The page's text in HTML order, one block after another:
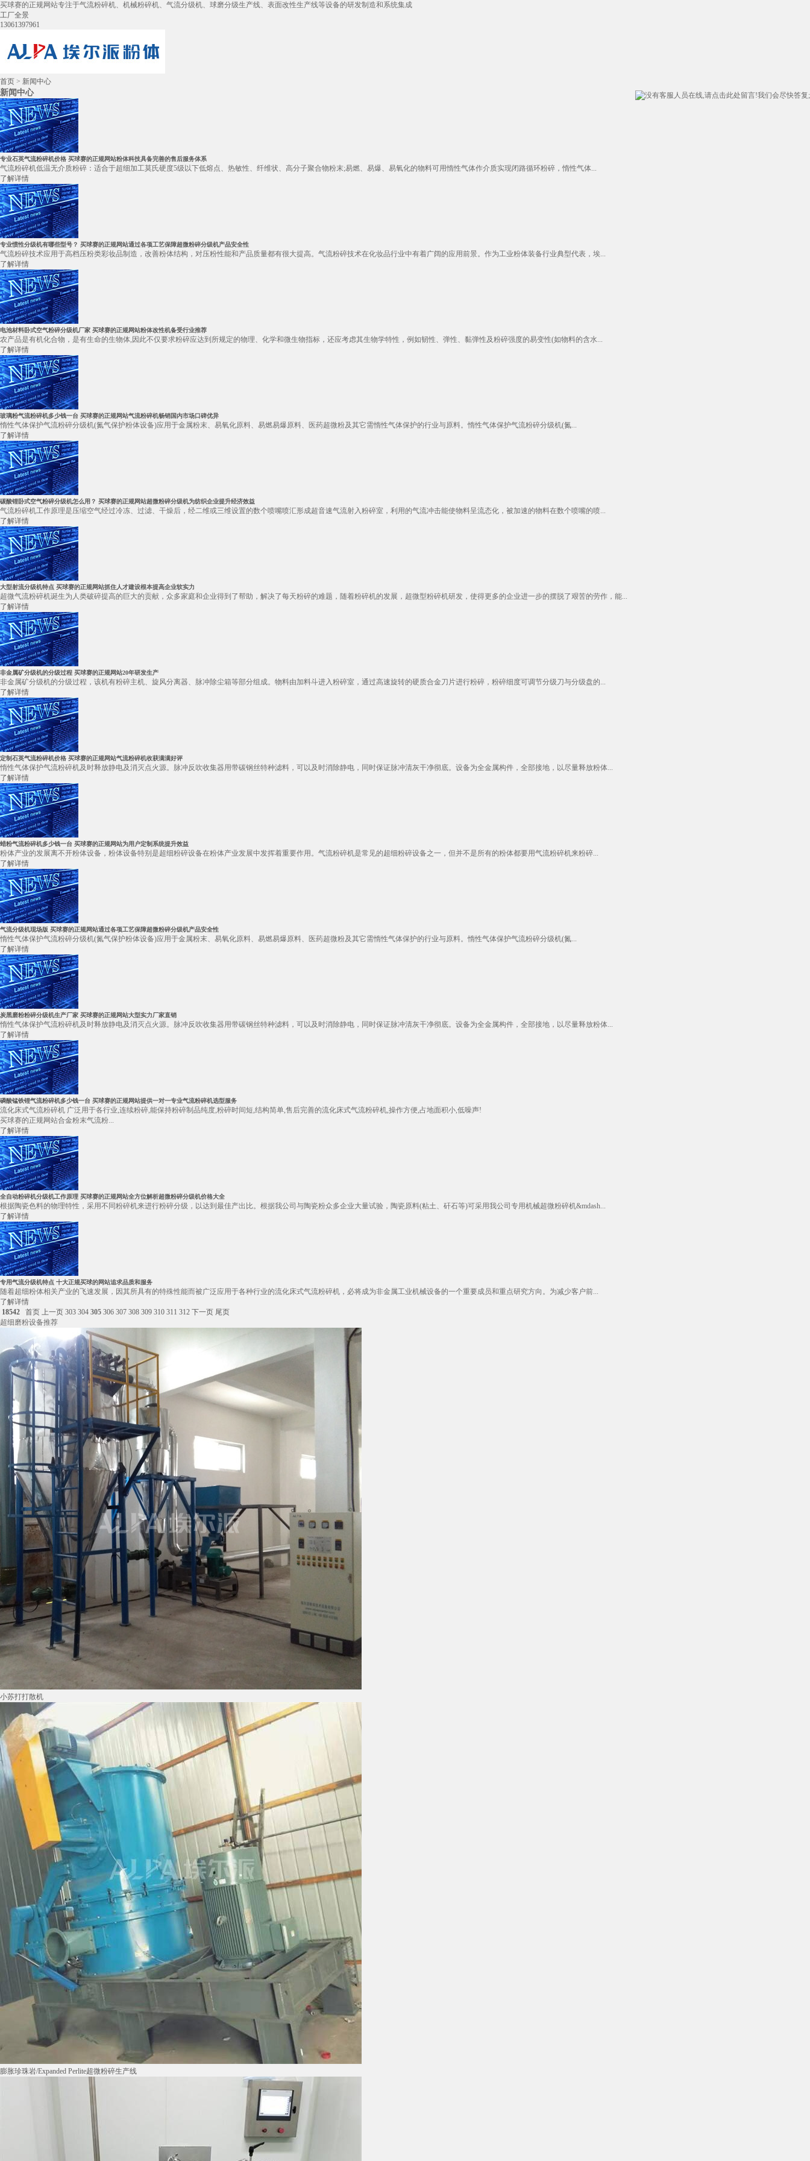
买球赛的正规网站专注于气流粉碎机、机械粉碎机、气流分级机、球磨分级生产线、表面改性生产线等设备的研发制造和系统集成
工厂全景
13061397961
首页 > 新闻中心
新闻中心
专业石英气流粉碎机价格 买球赛的正规网站粉体科技具备完善的售后服务体系
气流粉碎机低温无介质粉碎：适合于超细加工莫氏硬度5级以下低熔点、热敏性、纤维状、高分子聚合物粉末;易燃、易爆、易氧化的物料可用惰性气体作介质实现闭路循环粉碎，惰性气体...
了解详情
专业惯性分级机有哪些型号？ 买球赛的正规网站通过各项工艺保障超微粉碎分级机产品安全性
气流粉碎技术应用于高档压粉类彩妆品制造，改善粉体结构，对压粉性能和产品质量都有很大提高。气流粉碎技术在化妆品行业中有着广阔的应用前景。作为工业粉体装备行业典型代表，埃...
了解详情
电池材料卧式空气粉碎分级机厂家 买球赛的正规网站粉体改性机备受行业推荐
农产品是有机化合物，是有生命的生物体,因此不仅要求粉碎应达到所规定的物理、化学和微生物指标，还应考虑其生物学特性，例如韧性、弹性、黏弹性及粉碎强度的易变性(如物料的含水...
了解详情
玻璃粉气流粉碎机多少钱一台 买球赛的正规网站气流粉碎机畅销国内市场口碑优异
惰性气体保护气流粉碎分级机(氮气保护粉体设备)应用于金属粉末、易氧化原料、易燃易爆原料、医药超微粉及其它需惰性气体保护的行业与原料。惰性气体保护气流粉碎分级机(氮...
了解详情
碳酸锂卧式空气粉碎分级机怎么用？ 买球赛的正规网站超微粉碎分级机为纺织企业提升经济效益
气流粉碎机工作原理是压缩空气经过冷冻、过滤、干燥后，经二维或三维设置的数个喷嘴喷汇形成超音速气流射入粉碎室，利用的气流冲击能使物料呈流态化，被加速的物料在数个喷嘴的喷...
了解详情
大型射流分级机特点 买球赛的正规网站抓住人才建设根本提高企业软实力
超微气流粉碎机诞生为人类破碎提高的巨大的贡献，众多家庭和企业得到了帮助，解决了每天粉碎的难题，随着粉碎机的发展，超微型粉碎机研发，使得更多的企业进一步的摆脱了艰苦的劳作，能...
了解详情
非金属矿分级机的分级过程 买球赛的正规网站20年研发生产
非金属矿分级机的分级过程，该机有粉碎主机、旋风分离器、脉冲除尘箱等部分组成。物料由加料斗进入粉碎室，通过高速旋转的硬质合金刀片进行粉碎，粉碎细度可调节分级刀与分级盘的...
了解详情
定制石英气流粉碎机价格 买球赛的正规网站气流粉碎机收获满满好评
惰性气体保护气流粉碎机及时释放静电及消灭点火源。脉冲反吹收集器用带碳钢丝特种滤料，可以及时消除静电，同时保证脉冲清灰干净彻底。设备为全金属构件，全部接地，以尽量释放粉体...
了解详情
蜡粉气流粉碎机多少钱一台 买球赛的正规网站为用户定制系统提升效益
粉体产业的发展离不开粉体设备，粉体设备特别是超细粉碎设备在粉体产业发展中发挥着重要作用。气流粉碎机是常见的超细粉碎设备之一，但并不是所有的粉体都要用气流粉碎机来粉碎...
了解详情
气流分级机现场版 买球赛的正规网站通过各项工艺保障超微粉碎分级机产品安全性
惰性气体保护气流粉碎分级机(氮气保护粉体设备)应用于金属粉末、易氧化原料、易燃易爆原料、医药超微粉及其它需惰性气体保护的行业与原料。惰性气体保护气流粉碎分级机(氮...
了解详情
炭黑磨粉粉碎分级机生产厂家 买球赛的正规网站大型实力厂家直销
惰性气体保护气流粉碎机及时释放静电及消灭点火源。脉冲反吹收集器用带碳钢丝特种滤料，可以及时消除静电，同时保证脉冲清灰干净彻底。设备为全金属构件，全部接地，以尽量释放粉体...
了解详情
磷酸锰铁锂气流粉碎机多少钱一台 买球赛的正规网站提供一对一专业气流粉碎机选型服务
流化床式气流粉碎机 广泛用于各行业,连续粉碎,能保持粉碎制品纯度,粉碎时间短,结构简单,售后完善的流化床式气流粉碎机,操作方便,占地面积小,低噪声!
买球赛的正规网站合金粉末气流粉...
了解详情
全自动粉碎机分级机工作原理 买球赛的正规网站全方位解析超微粉碎分级机价格大全
根据陶瓷色料的物理特性，采用不同粉碎机来进行粉碎分级，以达到最佳产出比。根据我公司与陶瓷粉众多企业大量试验，陶瓷原料(粘土、矸石等)可采用我公司专用机械超微粉碎机&mdash...
了解详情
专用气流分级机特点 十大正规买球的网站追求品质和服务
随着超细粉体相关产业的飞速发展，因其所具有的特殊性能而被广泛应用于各种行业的流化床式气流粉碎机，必将成为非金属工业机械设备的一个重要成员和重点研究方向。为减少客户前...
了解详情
18542
首页 上一页 303 304 305 306 307 308 309 310 311 312 下一页 尾页
超细磨粉设备推荐
小苏打打散机
膨胀珍珠岩/Expanded Perlite超微粉碎生产线